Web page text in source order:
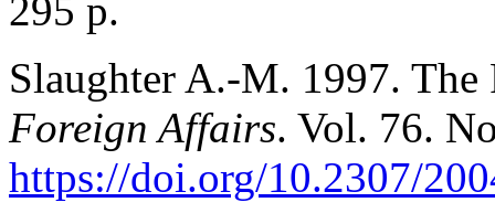
295 p.
Slaughter A.-M. 1997.
Foreign Affairs. Vol. 76.
https://doi.org/10.2307/